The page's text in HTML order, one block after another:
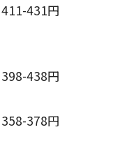
411-431円
398-438円
358-378円